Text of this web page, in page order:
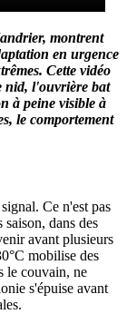
montrent
en urgence
Cette vidéo
nid, l'ouvrière bat
à peine visible à
le comportement
Ce n'est pas
dans des
avant plusieurs
mobilise des
le couvain, ne
s'épuise avant